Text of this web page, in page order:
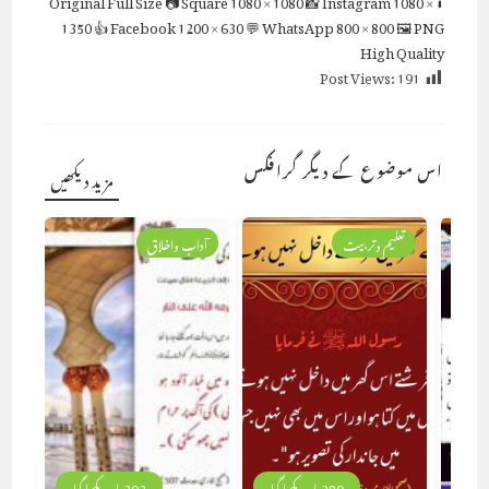
1350👍 Facebook1200 × 630💬 WhatsApp800 × 800🖼 PNG
High Quality
Post Views:191
اس موضوع کے دیگر گرافکس مزید دیکھیں
تعلیم وتربیت آداب واخلاق